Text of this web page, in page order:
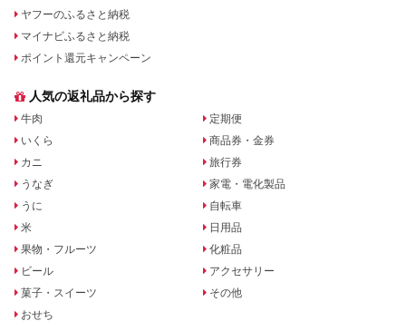
ヤフーのふるさと納税
マイナビふるさと納税
ポイント還元キャンペーン
人気の返礼品から探す
牛肉
いくら
カニ
うなぎ
うに
米
果物・フルーツ
ビール
菓子・スイーツ
おせち
定期便
商品券・金券
旅行券
家電・電化製品
自転車
日用品
化粧品
アクセサリー
その他